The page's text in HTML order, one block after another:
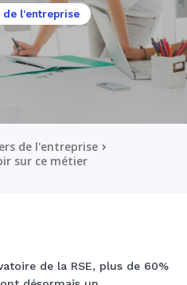
de l'entreprise
de l'entreprise
sur ce métier
de la RSE, plus de 60%